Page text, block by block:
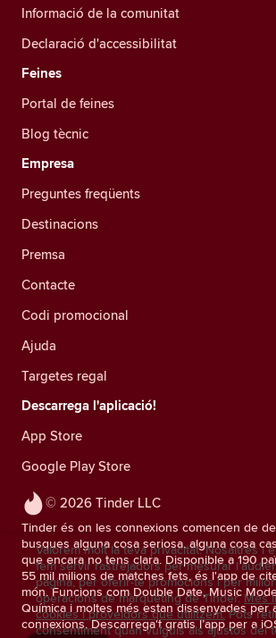
© 2026 Tinder LLC
Tinder és on les connexions comencen de
busques alguna cosa seriosa, alguna cosa
que encara no tens clara. Disponible a 190
55 mil milions de matches fets, és l'app de
món. Funcions com Double Date, Music
Química i moltes més estan dissenyades per
connexions. Descarrega't gratis l’app per a
Informació de la comunitat
Declaració d'accessibilitat
Feines
Portal de feines
Blog tècnic
Empresa
Preguntes freqüents
Destinacions
Premsa
Contacte
Codi promocional
Ajuda
Targetes regal
Descarrega l'aplicació!
App Store
Google Play Store
Valorem molt la teva privacitat. Nosaltres i
fem servir rastrejadors per mesurar
pàgina, per oferir-te promocions i per
operacions de màrqueting de Tinder. Més
cookies i proveïdors que utilitzem. Pots
consentiment quan vulguis als ajustos del